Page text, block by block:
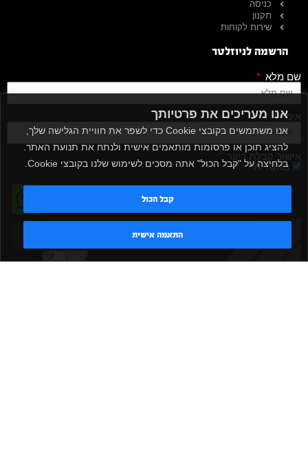
אנו מעריכים את פרטיותך
אנו משתמשים בקובצי Cookie כדי לשפר את חוויית הגלישה שלך,
להציג תוכן או פרסומות מותאמים אישית ולנתח את תנועת האתר.
בלחיצה על "קבל הכול" אתה מסכים לשימוש שלנו בקובצי Cookie.
התאמה אישית
קבל הכול
כניסה
תקנון
שירות לקוחות
הרשמה לניוזלטר
שם מלא
אימייל
אישור קבלת דיוור
מאשר/ת